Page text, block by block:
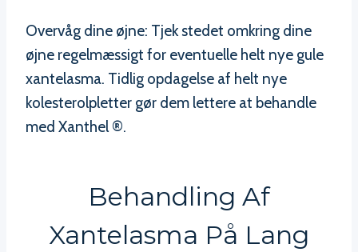
Overvåg dine øjne: Tjek stedet omkring dine
øjne regelmæssigt for eventuelle helt nye gule
xantelasma. Tidlig opdagelse af helt nye
kolesterolpletter gør dem lettere at behandle
med Xanthel ®.
Behandling Af
Xantelasma På Lang